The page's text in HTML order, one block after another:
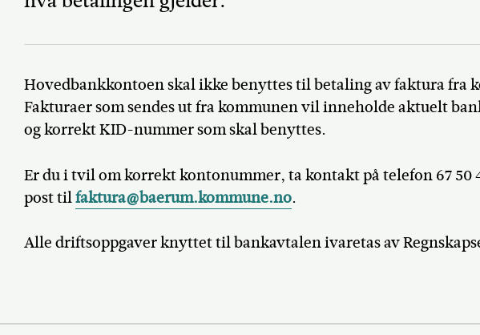
Hovedbankkontoen skal ikke benyttes til betaling av faktura fra
Fakturaer som sendes ut fra kommunen vil inneholde aktuelt
og korrekt KID-nummer som skal benyttes.
Er du i tvil om korrekt kontonummer, ta kontakt på telefon 67 50
post tilfaktura@baerum.kommune.no.
Alle driftsoppgaver knyttet til bankavtalen ivaretas av